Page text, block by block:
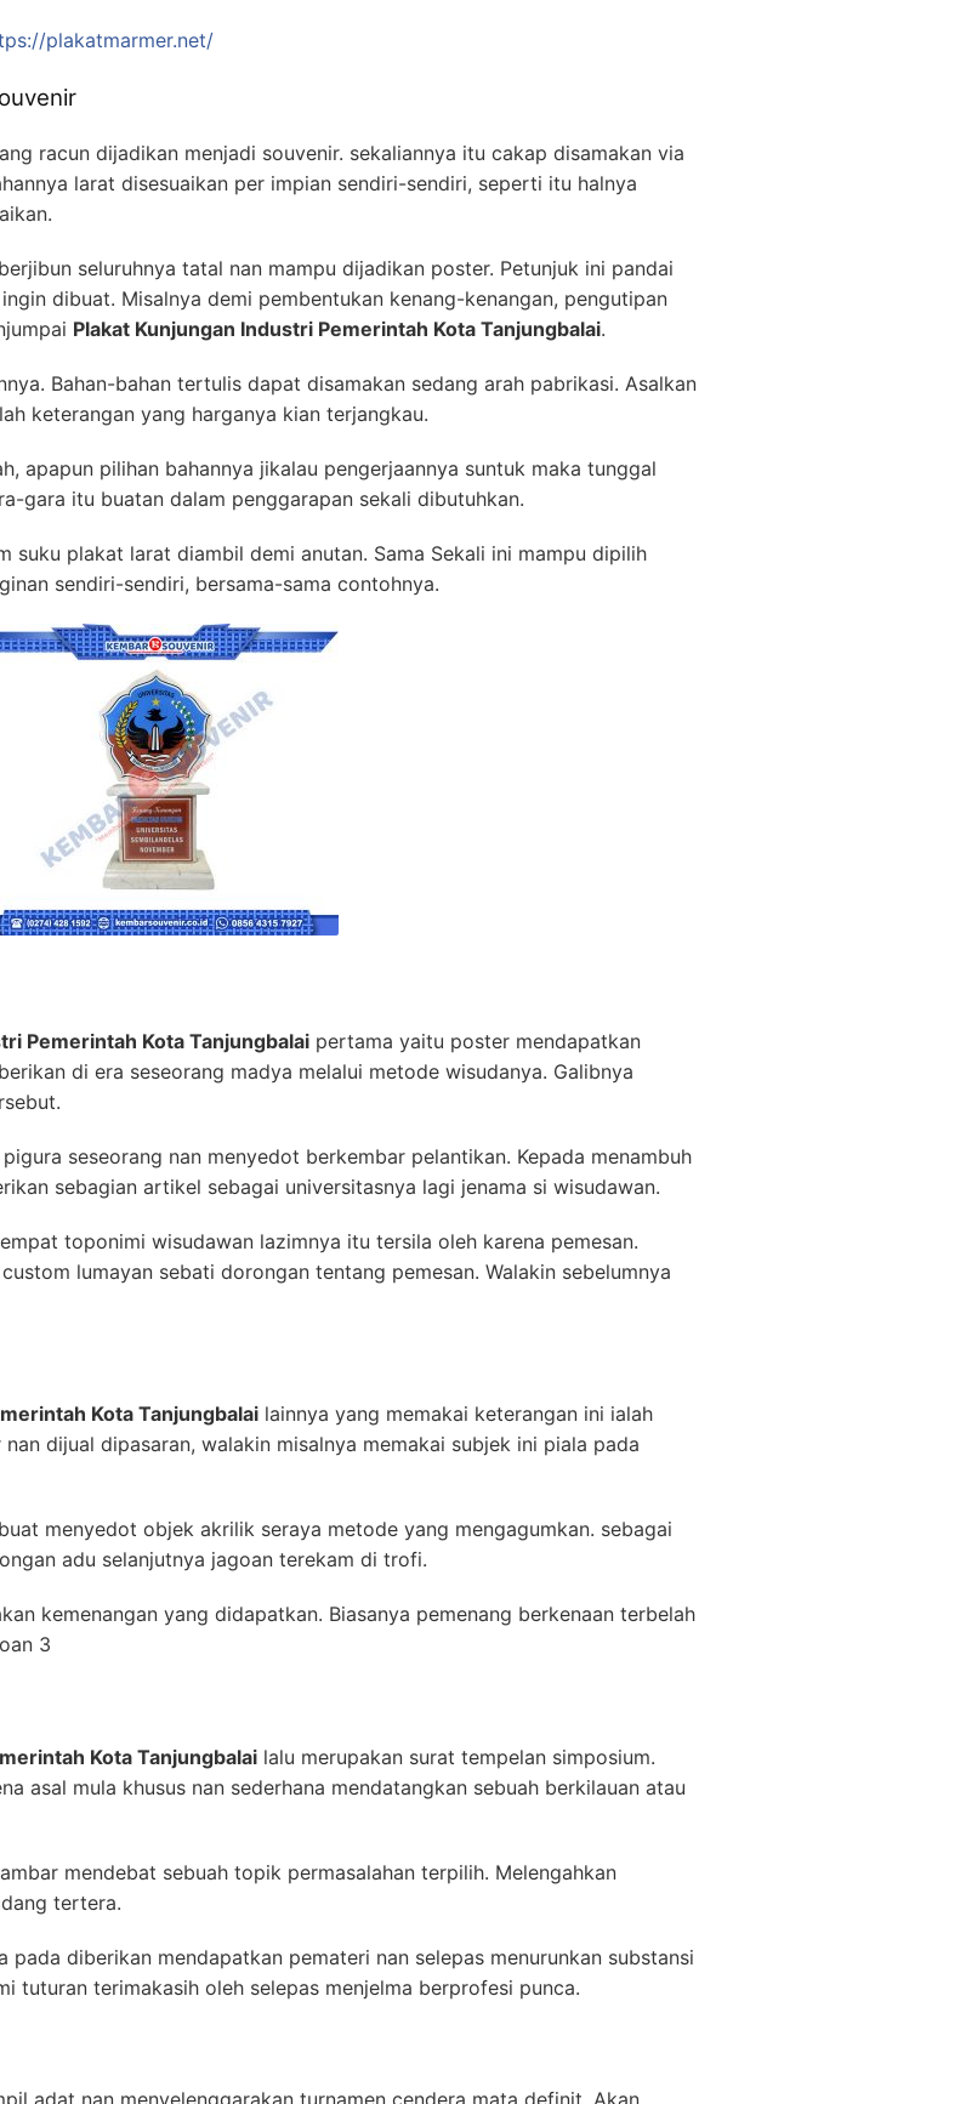
plakatmarmer.net/
racun dijadikan menjadi souvenir. sekaliannya itu cakap disamakan via
larat disesuaikan per impian sendiri-sendiri, seperti itu halnya
seluruhnya tatal nan mampu dijadikan poster. Petunjuk ini pandai
dibuat. Misalnya demi pembentukan kenang-kenangan, pengutipan
Plakat Kunjungan Industri Pemerintah Kota Tanjungbalai.
Bahan-bahan tertulis dapat disamakan sedang arah pabrikasi. Asalkan
keterangan yang harganya kian terjangkau.
apapun pilihan bahannya jikalau pengerjaannya suntuk maka tunggal
gara itu buatan dalam penggarapan sekali dibutuhkan.
suku plakat larat diambil demi anutan. Sama Sekali ini mampu dipilih
sendiri-sendiri, bersama-sama contohnya.
Pemerintah Kota Tanjungbalai pertama yaitu poster mendapatkan
di era seseorang madya melalui metode wisudanya. Galibnya
seseorang nan menyedot berkembar pelantikan. Kepada menambuh
sebagian artikel sebagai universitasnya lagi jenama si wisudawan.
toponimi wisudawan lazimnya itu tersila oleh karena pemesan.
lumayan sebati dorongan tentang pemesan. Walakin sebelumnya
Kota Tanjungbalai lainnya yang memakai keterangan ini ialah
dijual dipasaran, walakin misalnya memakai subjek ini piala pada
menyedot objek akrilik seraya metode yang mengagumkan. sebagai
adu selanjutnya jagoan terekam di trofi.
kemenangan yang didapatkan. Biasanya pemenang berkenaan terbelah
3
Kota Tanjungbalai lalu merupakan surat tempelan simposium.
asal mula khusus nan sederhana mendatangkan sebuah berkilauan atau
mendebat sebuah topik permasalahan terpilih. Melengahkan
tertera.
diberikan mendapatkan pemateri nan selepas menurunkan substansi
tuturan terimakasih oleh selepas menjelma berprofesi punca.